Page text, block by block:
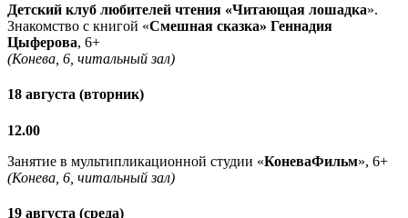
Детский клуб любителей чтения «Читающая лошадка».
Знакомство с книгой «Смешная сказка» Геннадия
Цыферова, 6+
(Конева, 6, читальный зал)
18 августа (вторник)
12.00
Занятие в мультипликационной студии «КоневаФильм», 6+
(Конева, 6, читальный зал)
19 августа (среда)